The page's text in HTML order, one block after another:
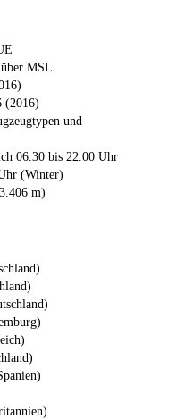
MSL
(2016)
und
06.30 bis 22.00 Uhr
(Winter)
m)